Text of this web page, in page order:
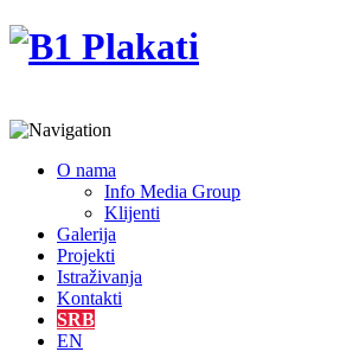
O nama
Info Media Group
Klijenti
Galerija
Projekti
Istraživanja
Kontakti
SRB
EN